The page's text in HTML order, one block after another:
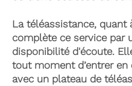
La téléassistance, quant
complète ce service par
disponibilité d'écoute.
tout moment d’entrer en
avec un plateau de